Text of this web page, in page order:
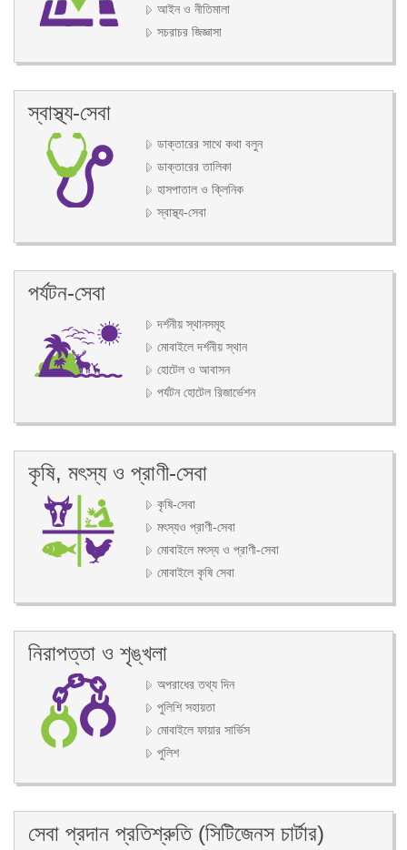
আইন ও নীতিমালা
সচরাচর জিজ্ঞাসা
স্বাস্থ্য-সেবা
ডাক্তারের সাথে কথা বলুন
ডাক্তারের তালিকা
হাসপাতাল ও ক্লিনিক
স্বাস্থ্য-সেবা
পর্যটন-সেবা
দর্শনীয় স্থানসমূহ
মোবাইলে দর্শনীয় স্থান
হোটেল ও আবাসন
পর্যটন হোটেল রিজার্ভেশন
কৃষি, মৎস্য ও প্রাণী-সেবা
কৃষি-সেবা
মৎস্যও প্রাণী-সেবা
মোবাইলে মৎস্য ও প্রাণী-সেবা
মোবাইলে কৃষি সেবা
নিরাপত্তা ও শৃঙ্খলা
অপরাধের তথ্য দিন
পুলিশি সহায়তা
মোবাইলে ফায়ার সার্ভিস
পুলিশ
সেবা প্রদান প্রতিশ্রুতি (সিটিজেনস চার্টার)